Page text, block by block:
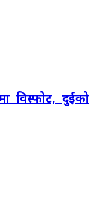
विस्फोट, दुईको